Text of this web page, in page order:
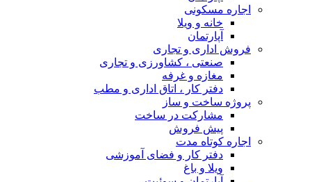
اجاره مسکونی
خانه و ویلا
آپارتمان
فروش اداری و تجاری
صنعتی ، کشاورزی و تجاری
مغازه و غرفه
دفتر کار ، اتاق اداری و مطب
پروژه ساخت و ساز
مشارکت در ساخت
پیش فروش
اجاره کوتاه مدت
دفتر کار و فضای آموزشی
ویلا و باغ